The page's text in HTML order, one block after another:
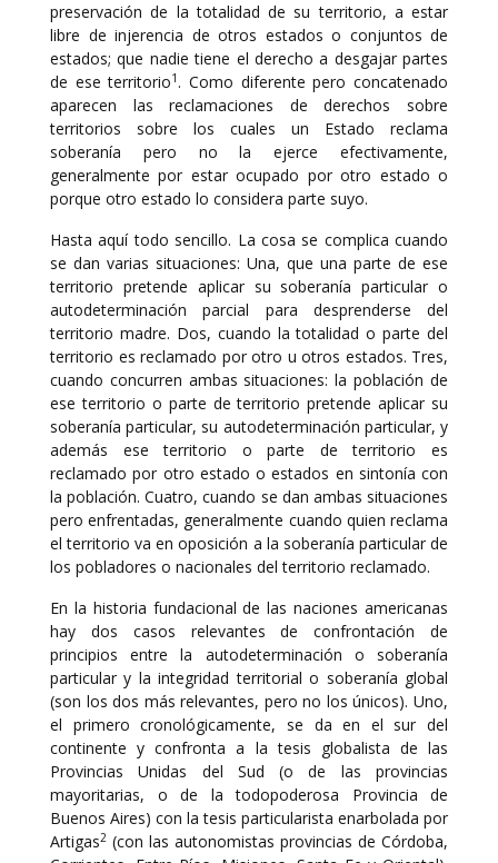
preservación de la totalidad de su territorio, a estar
libre de injerencia de otros estados o conjuntos de
estados; que nadie tiene el derecho a desgajar partes
de ese territorio1 . Como diferente pero concatenado
aparecen las reclamaciones de derechos sobre
territorios sobre los cuales un Estado reclama
soberanía pero no la ejerce efectivamente,
generalmente por estar ocupado por otro estado o
porque otro estado lo considera parte suyo.
Hasta aquí todo sencillo. La cosa se complica cuando
se dan varias situaciones: Una, que una parte de ese
territorio pretende aplicar su soberanía particular o
autodeterminación parcial para desprenderse del
territorio madre. Dos, cuando la totalidad o parte del
territorio es reclamado por otro u otros estados. Tres,
cuando concurren ambas situaciones: la población de
ese territorio o parte de territorio pretende aplicar su
soberanía particular, su autodeterminación particular, y
además ese territorio o parte de territorio es
reclamado por otro estado o estados en sintonía con
la población. Cuatro, cuando se dan ambas situaciones
pero enfrentadas, generalmente cuando quien reclama
el territorio va en oposición a la soberanía particular de
los pobladores o nacionales del territorio reclamado.
En la historia fundacional de las naciones americanas
hay dos casos relevantes de confrontación de
principios entre la autodeterminación o soberanía
particular y la integridad territorial o soberanía global
(son los dos más relevantes, pero no los únicos). Uno,
el primero cronológicamente, se da en el sur del
continente y confronta a la tesis globalista de las
Provincias Unidas del Sud (o de las provincias
mayoritarias, o de la todopoderosa Provincia de
Buenos Aires) con la tesis particularista enarbolada por
Artigas2 (con las autonomistas provincias de Córdoba,